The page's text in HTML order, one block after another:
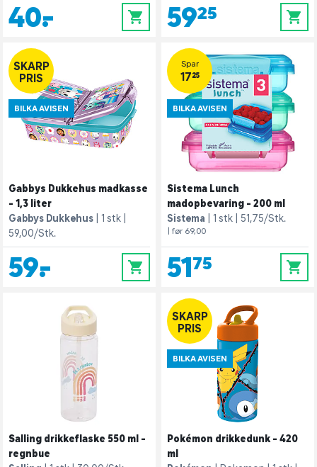
40,- 0 59,25 0
SKARP
PRIS
BILKA AVISEN
Gabbys Dukkehus madkasse
- 1,3 liter
Gabbys Dukkehus
1 stk
59,00/Stk.
59,- 0
Spar
17,25
BILKA AVISEN
Sistema Lunch
madopbevaring - 200 ml
Sistema
1 stk 51,75/Stk.
| før 69,00
51,75 0
Salling drikkeflaske 550 ml -
regnbue
SKARP
PRIS
BILKA AVISEN
Pokémon drikkedunk - 420
ml